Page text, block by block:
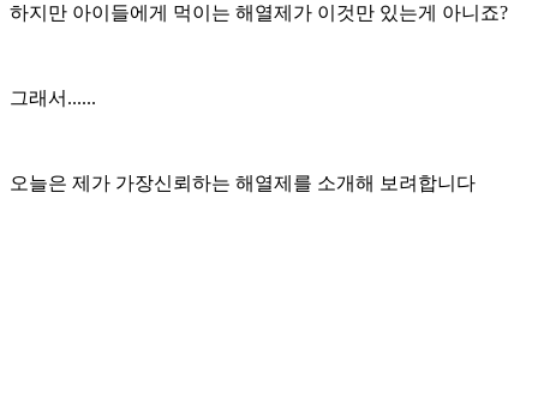
하지만 아이들에게 먹이는 해열제가 이것만 있는게 아니죠?
그래서......
오늘은 제가 가장신뢰하는 해열제를 소개해 보려합니다